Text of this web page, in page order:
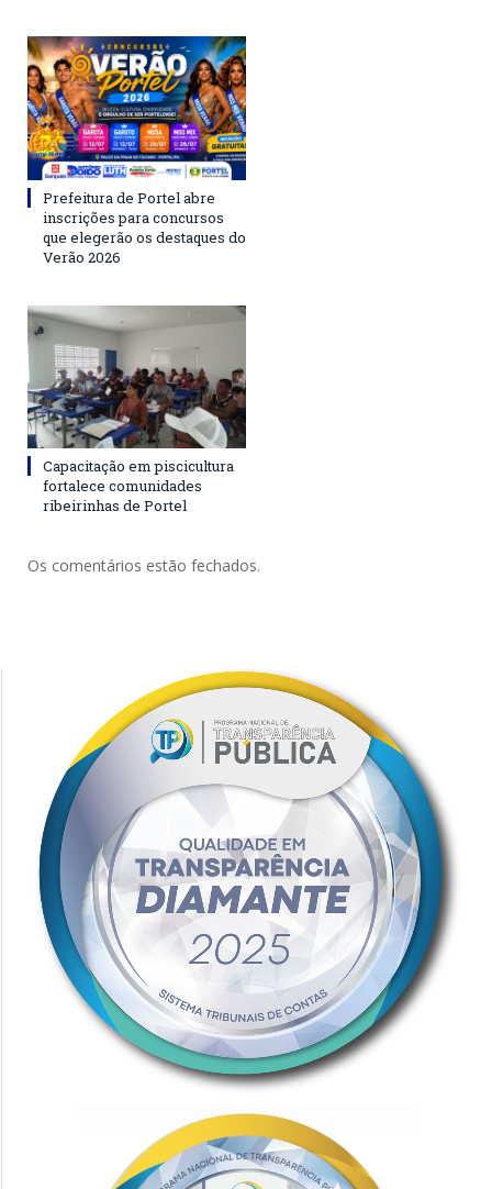
Prefeitura de Portel abre
inscrições para concursos
que elegerão os destaques do
Verão 2026
Capacitação em piscicultura
fortalece comunidades
ribeirinhas de Portel
Os comentários estão fechados.